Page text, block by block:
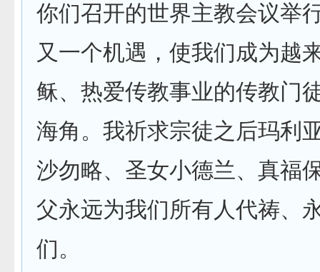
你们召开的世界主教会议举
又一个机遇，使我们成为越
稣、热爱传教事业的传教门
海角。我祈求宗徒之后玛利
沙勿略、圣女小德兰、真福
父永远为我们所有人代祷、
们。